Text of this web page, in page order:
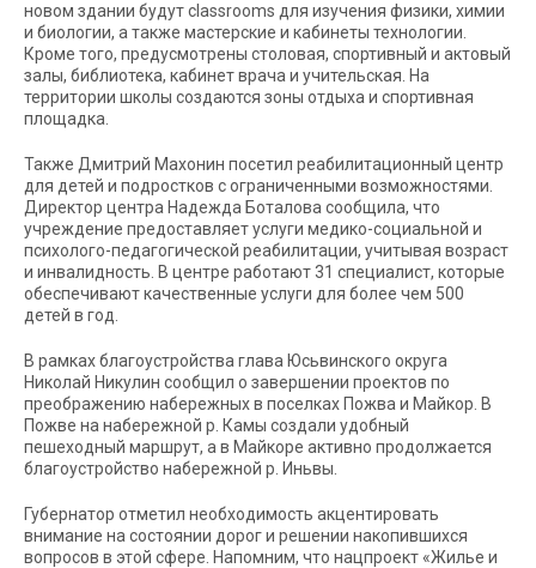
новом здании будут classrooms для изучения физики, химии
и биологии, а также мастерские и кабинеты технологии.
Кроме того, предусмотрены столовая, спортивный и актовый
залы, библиотека, кабинет врача и учительская. На
территории школы создаются зоны отдыха и спортивная
площадка.
Также Дмитрий Махонин посетил реабилитационный центр
для детей и подростков с ограниченными возможностями.
Директор центра Надежда Боталова сообщила, что
учреждение предоставляет услуги медико-социальной и
психолого-педагогической реабилитации, учитывая возраст
и инвалидность. В центре работают 31 специалист, которые
обеспечивают качественные услуги для более чем 500
детей в год.
В рамках благоустройства глава Юсьвинского округа
Николай Никулин сообщил о завершении проектов по
преображению набережных в поселках Пожва и Майкор. В
Пожве на набережной р. Камы создали удобный
пешеходный маршрут, а в Майкоре активно продолжается
благоустройство набережной р. Иньвы.
Губернатор отметил необходимость акцентировать
внимание на состоянии дорог и решении накопившихся
вопросов в этой сфере. Напомним, что нацпроект «Жилье и